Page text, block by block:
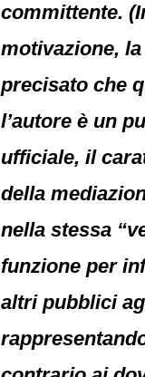
committente.
motivazione,
precisato che
l’autore è un
ufficiale, il
della
nella stessa
funzione per
altri pubblici